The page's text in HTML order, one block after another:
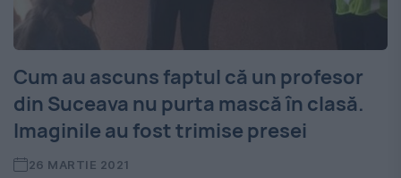
Cum au ascuns faptul că un profesor
din Suceava nu purta mască în clasă.
Imaginile au fost trimise presei
26 MARTIE 2021